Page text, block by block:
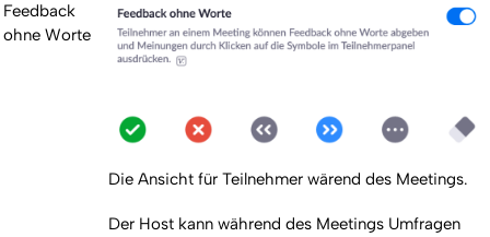
Feedback
ohne Worte
Die Ansicht für Teilnehmer wärend des Meetings.
Der Host kann während des Meetings Umfragen